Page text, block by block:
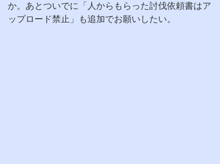
か。あとついでに「人からもらった討伐依頼書はア
ップロード禁止」も追加でお願いしたい。